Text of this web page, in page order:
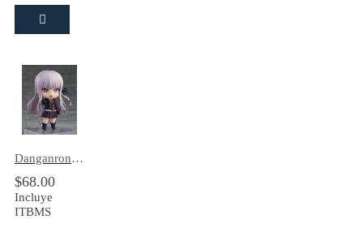
Danganronpa 1.2 Reload Kyoko Kirigiri Nendoroid
$68.00
Incluye
ITBMS